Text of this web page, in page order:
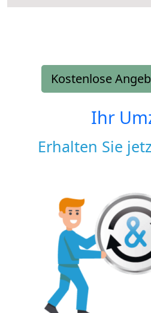
Kostenlose
Ihr
Erhalten Sie